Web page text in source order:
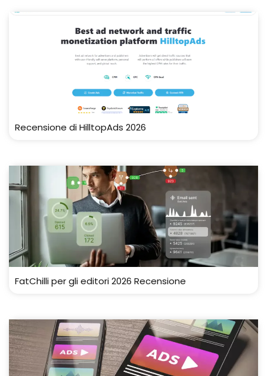
Recensione di HilltopAds 2026
FatChilli per gli editori 2026 Recensione